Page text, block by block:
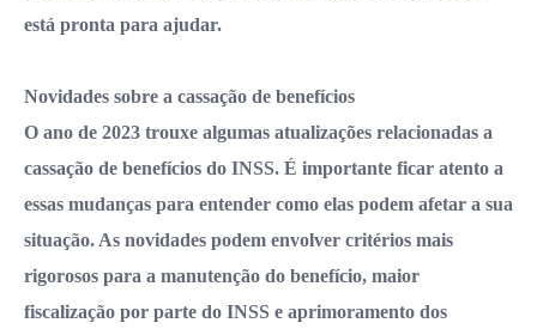
está pronta para ajudar.
Novidades sobre a cassação de benefícios
O ano de 2023 trouxe algumas atualizações relacionadas a
cassação de benefícios do INSS. É importante ficar atento a
essas mudanças para entender como elas podem afetar a sua
situação. As novidades podem envolver critérios mais
rigorosos para a manutenção do benefício, maior
fiscalização por parte do INSS e aprimoramento dos